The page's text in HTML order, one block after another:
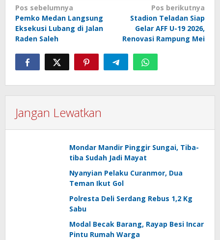
Navigasi
pos
Pos sebelumnya
Pemko Medan Langsung
Eksekusi Lubang di Jalan
Raden Saleh
Pos berikutnya
Stadion Teladan Siap
Gelar AFF U-19 2026,
Renovasi Rampung Mei
Jangan Lewatkan
Mondar Mandir Pinggir Sungai, Tiba-
tiba Sudah Jadi Mayat
Nyanyian Pelaku Curanmor, Dua
Teman Ikut Gol
Polresta Deli Serdang Rebus 1,2 Kg
Sabu
Modal Becak Barang, Rayap Besi Incar
Pintu Rumah Warga